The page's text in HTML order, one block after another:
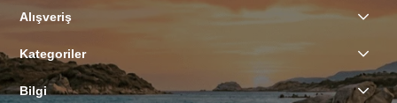
Alışveriş
Kategoriler
Bilgi